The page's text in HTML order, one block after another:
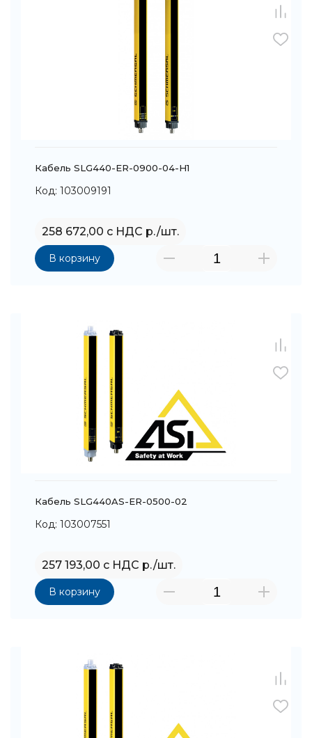
Кабель SLG440-ER-0900-04-H1
Код: 103009191
258 672,00 с НДС р./шт.
В корзину
Кабель SLG440AS-ER-0500-02
Код: 103007551
257 193,00 с НДС р./шт.
В корзину